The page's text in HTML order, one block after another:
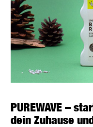
PUREWAVE –
dein Zuhause